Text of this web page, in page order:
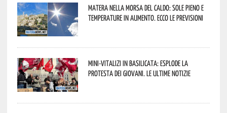
Matera nella morsa del caldo: sole pieno e
temperature in aumento. Ecco le previsioni
Mini-vitalizi in Basilicata: esplode la
protesta dei giovani. Le ultime notizie